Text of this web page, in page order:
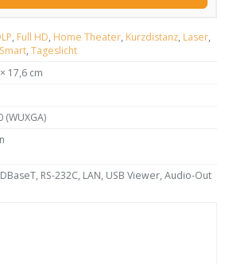
, Full HD, Home Theater, Kurzdistanz, Laser,
Smart, Tageslicht
17,6 cm
(WUXGA)
RS-232C, LAN, USB Viewer, Audio-Out